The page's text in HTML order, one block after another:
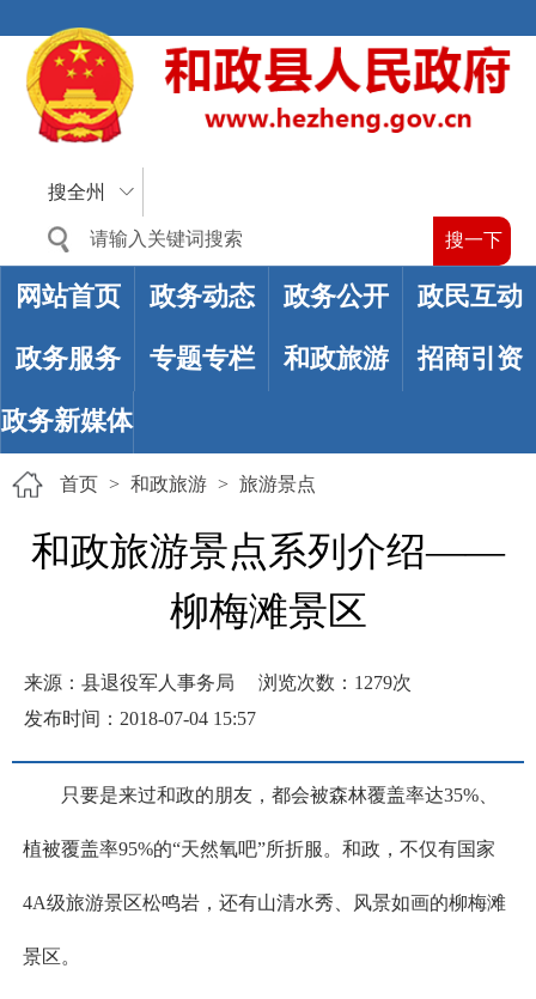
搜全州
网站首页 政务动态 政务公开 政民互动
政务服务 专题专栏 和政旅游 招商引资
政务新媒体
首页 > 和政旅游 > 旅游景点
和政旅游景点系列介绍——
柳梅滩景区
来源：县退役军人事务局 浏览次数： 1279次
发布时间：2018-07-04 15:57
只要是来过和政的朋友，都会被森林覆盖率达35%、
植被覆盖率95%的“天然氧吧”所折服。和政，不仅有国家
4A级旅游景区松鸣岩，还有山清水秀、风景如画的柳梅滩
景区。